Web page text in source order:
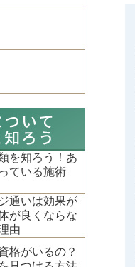
を知ろう！あ
ている施術
通いは効果が
が良くならな
由
格がいるの？